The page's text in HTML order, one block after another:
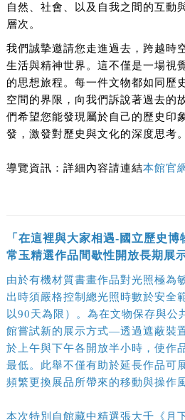
自然、社會、以及自我之間的互動
層次。
我們誠摯邀請您走進過去，跨越時
生活與精神世界。這不僅是一場視
的思想旅程。每一件文物都如同歷
空間的界限，向我們訴說著過去的
們希望您能發現屬於自己的歷史印
發，激發對歷史與文化的深度思考。
導覽資訊：詳細內容請連結本館官
「在這裡與大家相遇-國立歷史博
常玉精選作品間歇性開放長期展
由於有機材質書畫作品對光照極為
出時須嚴格控制總光照時數於安全
以90天為限）。為在文物保存與公
館嘗試新的展示方式—透過遮蔽裝
於上午與下午各開放半小時，使作
最低。此舉不僅有助於延長作品可
頻繁更換展品所帶來的移動與操作
本次特別自館藏中精選張大千《月